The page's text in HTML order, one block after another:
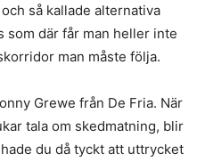
så kallade alternativa
som där får man heller inte
man måste följa.
Grewe från De Fria. När
tala om skedmatning, blir
du då tyckt att uttrycket